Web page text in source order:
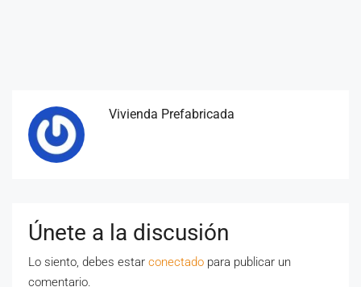
Vivienda Prefabricada
Únete a la discusión
Lo siento, debes estar conectado para publicar un
comentario.